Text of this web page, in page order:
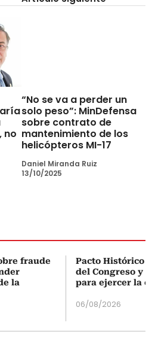
no
“No se va a perder un
solo peso”: MinDefensa
sobre contrato de
mantenimiento de los
helicópteros MI-17
Daniel Miranda Ruiz
13/10/2025
fraude
la
Pacto Histórico
del Congreso y
para ejercer la
06/08/2026